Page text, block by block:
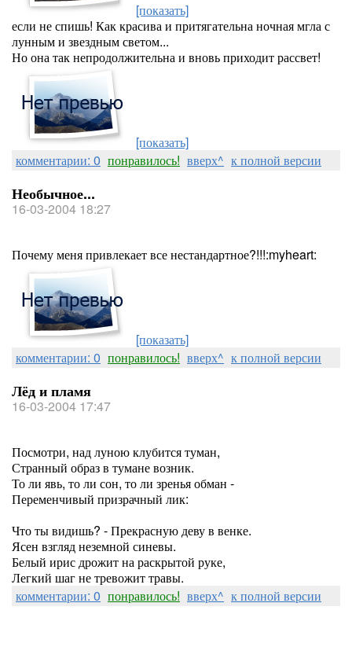
[показать]
если не спишь! Как красива и притягательна ночная мгла с
лунным и звездным светом...
Но она так непродолжительна и вновь приходит рассвет!
[показать]
комментарии: 0 понравилось! вверх^ к полной версии
Необычное...
16-03-2004 18:27
Почему меня привлекает все нестандартное?!!!:myheart:
[показать]
комментарии: 0 понравилось! вверх^ к полной версии
Лёд и пламя
16-03-2004 17:47
Посмотри, над луною клубится туман,
Странный образ в тумане возник.
То ли явь, то ли сон, то ли зренья обман -
Переменчивый призрачный лик:
Что ты видишь? - Прекрасную деву в венке.
Ясен взгляд неземной синевы.
Белый ирис дрожит на раскрытой руке,
Легкий шаг не тревожит травы.
комментарии: 0 понравилось! вверх^ к полной версии